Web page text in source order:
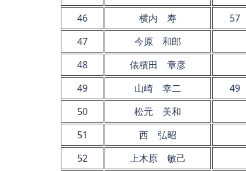
46
横内 寿 57
47
今原 和郎
48
俵積田 章彦
49
山崎 幸二 49
50
松元 美和
51
西 弘昭
52
上木原 敏己